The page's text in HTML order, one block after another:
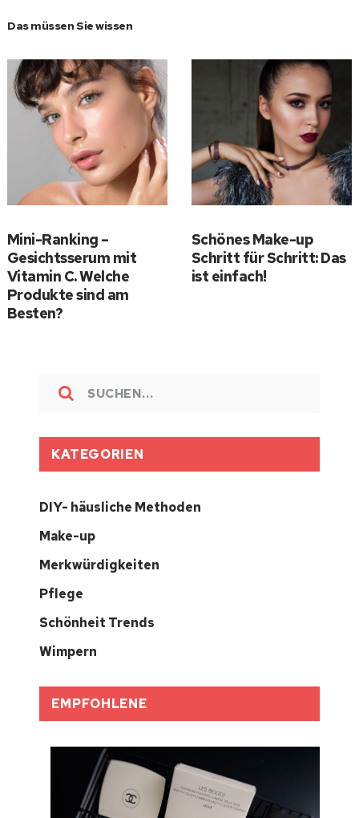
Das müssen Sie wissen
Mini-Ranking –
Gesichtsserum mit
Vitamin C. Welche
Produkte sind am
Besten?
Schönes Make-up
Schritt für Schritt: Das
ist einfach!
KATEGORIEN
DIY- häusliche Methoden
Make-up
Merkwürdigkeiten
Pflege
Schönheit Trends
Wimpern
EMPFOHLENE